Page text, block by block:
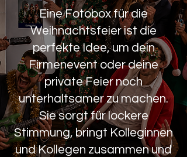
Eine Fotobox für die
Weihnachtsfeier ist die
perfekte Idee, um dein
Firmenevent oder deine
private Feier noch
unterhaltsamer zu machen.
Sie sorgt für lockere
Stimmung, bringt Kolleginnen
und Kollegen zusammen und